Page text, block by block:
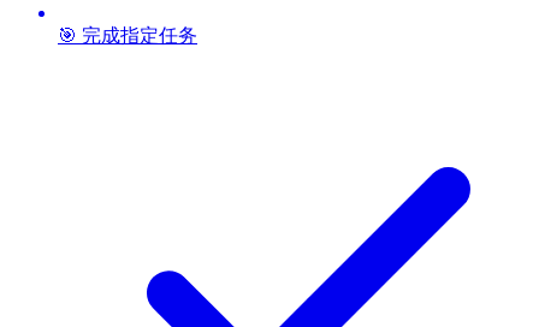
🎯 完成指定任务